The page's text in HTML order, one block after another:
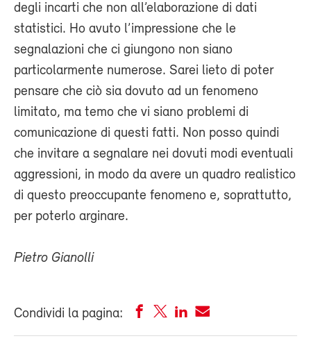
degli incarti che non all’elaborazione di dati
statistici. Ho avuto l’impressione che le
segnalazioni che ci giungono non siano
particolarmente numerose. Sarei lieto di poter
pensare che ciò sia dovuto ad un fenomeno
limitato, ma temo che vi siano problemi di
comunicazione di questi fatti. Non posso quindi
che invitare a segnalare nei dovuti modi eventuali
aggressioni, in modo da avere un quadro realistico
di questo preoccupante fenomeno e, soprattutto,
per poterlo arginare.
Pietro Gianolli
Condividi la pagina: